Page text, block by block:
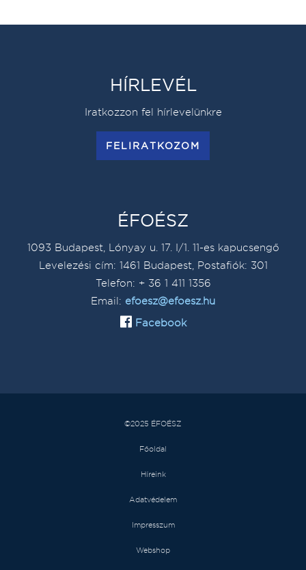
HÍRLEVÉL
Iratkozzon fel hírlevelünkre
FELIRATKOZOM
ÉFOÉSZ
1093 Budapest, Lónyay u. 17. I/1. 11-es kapucsengő
Levelezési cím: 1461 Budapest, Postafiók: 301
Telefon: + 36 1 411 1356
Email: efoesz@efoesz.hu
Facebook
©2025 ÉFOÉSZ
Főoldal
Híreink
Adatvédelem
Impresszum
Webshop